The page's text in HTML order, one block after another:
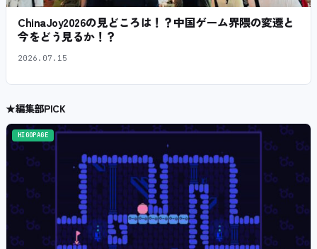
ChinaJoy2026の見どころは！？中国ゲーム界隈の変遷と
今をどう見るか！？
2026.07.15
★編集部PICK
HIGOPAGE